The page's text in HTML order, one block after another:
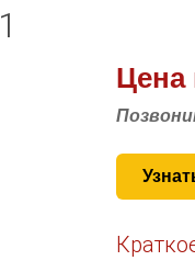
Цена